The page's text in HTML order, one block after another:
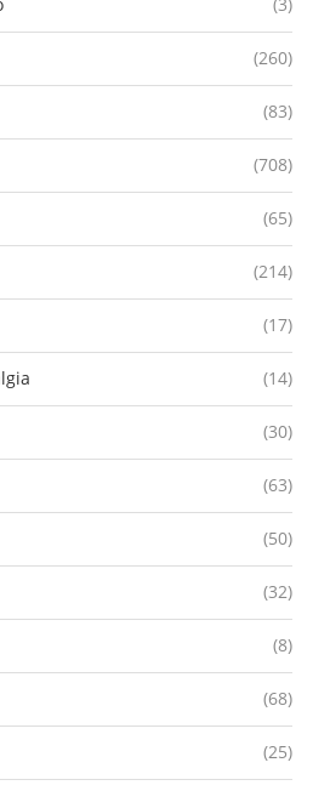
(260)
(83)
(708)
(65)
(214)
(17)
(14)
(30)
(63)
(50)
(32)
(8)
(68)
(25)